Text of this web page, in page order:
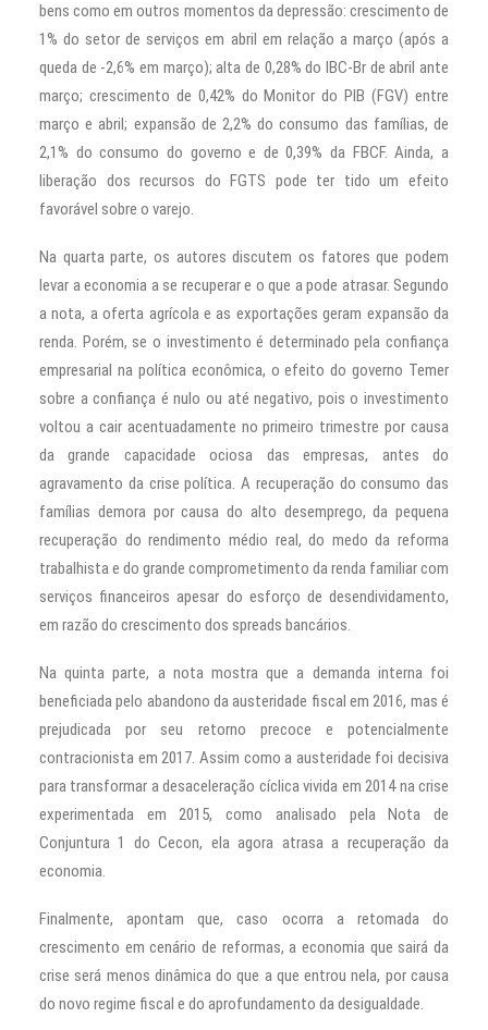
bens como em outros momentos da depressão: crescimento de
1% do setor de serviços em abril em relação a março (após a
queda de -2,6% em março); alta de 0,28% do IBC-Br de abril ante
março; crescimento de 0,42% do Monitor do PIB (FGV) entre
março e abril; expansão de 2,2% do consumo das famílias, de
2,1% do consumo do governo e de 0,39% da FBCF. Ainda, a
liberação dos recursos do FGTS pode ter tido um efeito
favorável sobre o varejo.
Na quarta parte, os autores discutem os fatores que podem
levar a economia a se recuperar e o que a pode atrasar. Segundo
a nota, a oferta agrícola e as exportações geram expansão da
renda. Porém, se o investimento é determinado pela confiança
empresarial na política econômica, o efeito do governo Temer
sobre a confiança é nulo ou até negativo, pois o investimento
voltou a cair acentuadamente no primeiro trimestre por causa
da grande capacidade ociosa das empresas, antes do
agravamento da crise política. A recuperação do consumo das
famílias demora por causa do alto desemprego, da pequena
recuperação do rendimento médio real, do medo da reforma
trabalhista e do grande comprometimento da renda familiar com
serviços financeiros apesar do esforço de desendividamento,
em razão do crescimento dos spreads bancários.
Na quinta parte, a nota mostra que a demanda interna foi
beneficiada pelo abandono da austeridade fiscal em 2016, mas é
prejudicada por seu retorno precoce e potencialmente
contracionista em 2017. Assim como a austeridade foi decisiva
para transformar a desaceleração cíclica vivida em 2014 na crise
experimentada em 2015, como analisado pela Nota de
Conjuntura 1 do Cecon, ela agora atrasa a recuperação da
economia.
Finalmente, apontam que, caso ocorra a retomada do
crescimento em cenário de reformas, a economia que sairá da
crise será menos dinâmica do que a que entrou nela, por causa
do novo regime fiscal e do aprofundamento da desigualdade.